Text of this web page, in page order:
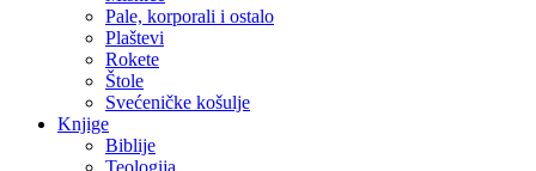
Pale, korporali i ostalo
Plaštevi
Rokete
Štole
Svećeničke košulje
Knjige
Biblije
Teologija